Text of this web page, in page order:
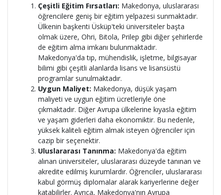
Çeşitli Eğitim Fırsatları: Makedonya, uluslararası
öğrencilere geniş bir eğitim yelpazesi sunmaktadır.
Ülkenin başkenti Üsküp'teki üniversiteler başta
olmak üzere, Ohri, Bitola, Prilep gibi diğer şehirlerde
de eğitim alma imkanı bulunmaktadır.
Makedonya'da tıp, mühendislik, işletme, bilgisayar
bilimi gibi çeşitli alanlarda lisans ve lisansüstü
programlar sunulmaktadır.
Uygun Maliyet: Makedonya, düşük yaşam
maliyeti ve uygun eğitim ücretleriyle öne
çıkmaktadır. Diğer Avrupa ülkelerine kıyasla eğitim
ve yaşam giderleri daha ekonomiktir. Bu nedenle,
yüksek kaliteli eğitim almak isteyen öğrenciler için
cazip bir seçenektir.
Uluslararası Tanınma: Makedonya'da eğitim
alınan üniversiteler, uluslararası düzeyde tanınan ve
akredite edilmiş kurumlardır. Öğrenciler, uluslararası
kabul görmüş diplomalar alarak kariyerlerine değer
katabilirler. Ayrıca, Makedonya'nın Avrupa